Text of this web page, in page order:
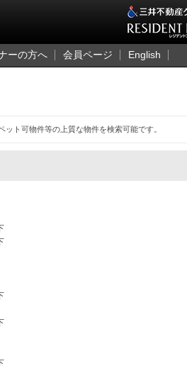
ーの方へ 会員ページ English
ト可物件等の上質な物件を検索可能です。